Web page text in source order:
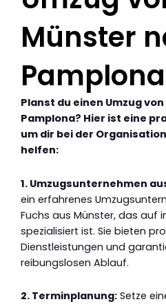
Münster
Pamplona
Planst du einen Umzug
Pamplona? Hier ist eine
um dir bei der
helfen:
1. Umzugsunternehmen
ein erfahrenes
Fuchs aus Münster, das auf
spezialisiert ist. Sie bieten
Dienstleistungen und
reibungslosen Ablauf.
2. Terminplanung: Setze